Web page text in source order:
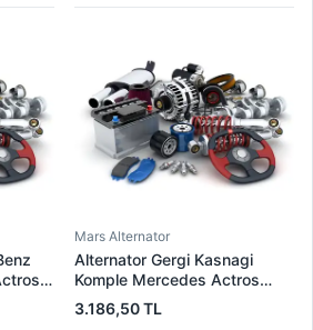
CARGO F032114034 | OEM
|
Mars Alternator
Alternator Gergi Kasnagi
Komple Mercedes Actros
Axor 03> (OM541940) | SKF
VKMCV 51005 | OEM
3.186,50 TL